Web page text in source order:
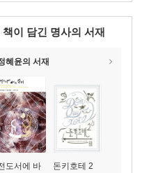
책이 담긴 명사의 서재
혜윤의 서재
도서에 바
돈키호테 2